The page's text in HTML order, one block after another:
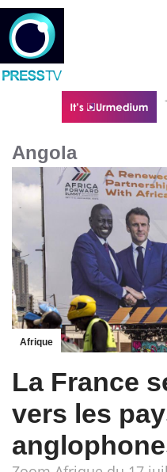
Angola
Afrique
La France
vers les